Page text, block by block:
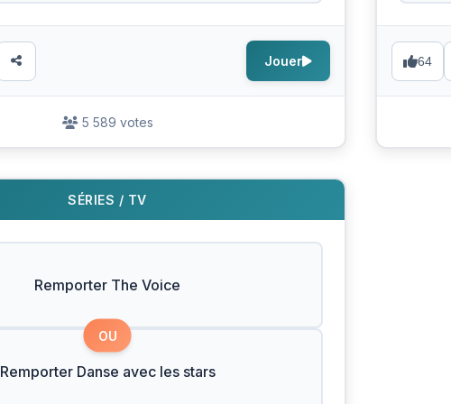
Jouer
5 589 votes
64
SÉRIES / TV
Remporter The Voice
OU
Remporter Danse avec les stars